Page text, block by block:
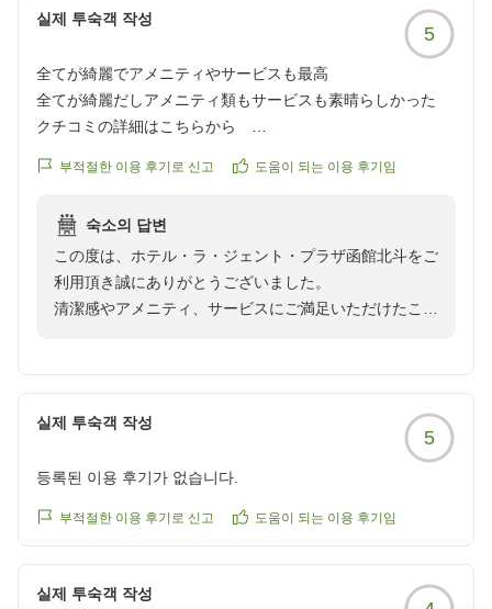
실제 투숙객 작성
5
全てが綺麗でアメニティやサービスも最高
全てが綺麗だしアメニティ類もサービスも素晴らしかった
クチコミの詳細はこちらから
reviewId=33123478239169
부적절한 이용 후기로 신고 도움이 되는 이용 후기임
숙소의 답변
この度は、ホテル・ラ・ジェント・プラザ函館北斗をご
利用頂き誠にありがとうございました。
清潔感やアメニティ、サービスにご満足いただけたこ
실제 투숙객 작성
5
등록된 이용 후기가 없습니다.
부적절한 이용 후기로 신고 도움이 되는 이용 후기임
실제 투숙객 작성